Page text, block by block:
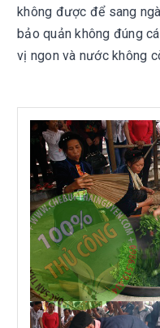
không được để sang
bảo quản không đúng
vị ngon và nước không